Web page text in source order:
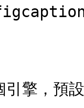
引擎，